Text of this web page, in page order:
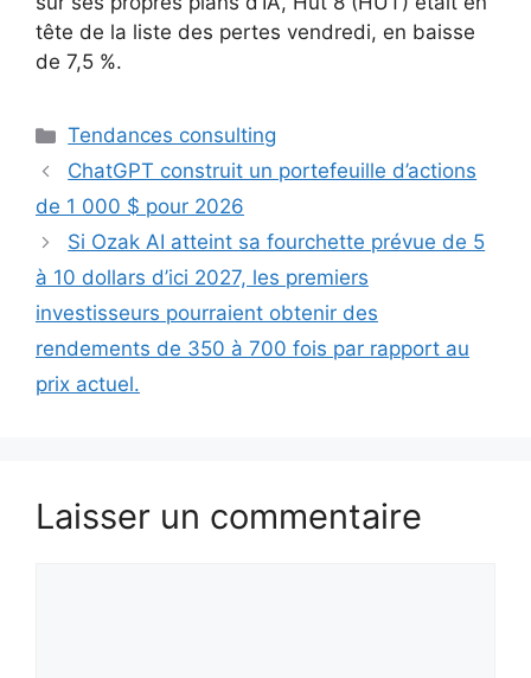
tête de la liste des pertes vendredi, en baisse
de 7,5 %.
Catégories
Tendances consulting
ChatGPT construit un portefeuille d’actions
de 1 000 $ pour 2026
Si Ozak AI atteint sa fourchette prévue de 5
à 10 dollars d’ici 2027, les premiers
investisseurs pourraient obtenir des
rendements de 350 à 700 fois par rapport au
prix actuel.
Laisser un commentaire